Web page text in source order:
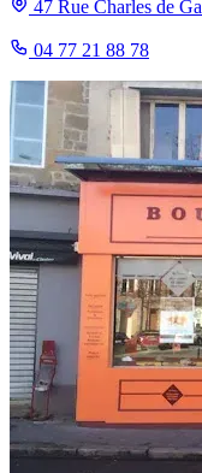
47 Rue Charles de
04 77 21 88 78